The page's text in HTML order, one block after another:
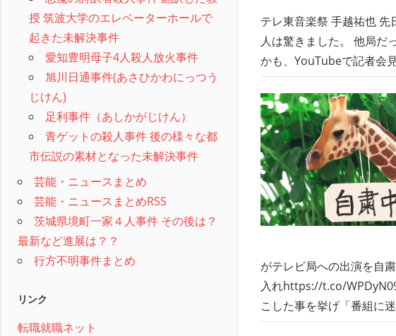
テレ東音楽祭 手越祐也
人は驚きました。 他局だ
かも、YouTubeで記者会
がテレビ局への出演を自
入れhttps://t.co/
こした事を挙げ「番組に
授 筑波大学のエレベーターホールで
起きた未解決事件
愛知豊明母子4人殺人放火事件
旭川日通事件(あさひかわにっつう
じけん)
足利事件（あしかがじけん）
青ゲットの殺人事件 後の様々な都
市伝説の素材となった未解決事件
芸能・ニュースまとめ
芸能・ニュースまとめRSS
茨城県境町一家４人事件 その後は？
最新など進展は？？
行方不明事件まとめ
リンク
転職就職ネット